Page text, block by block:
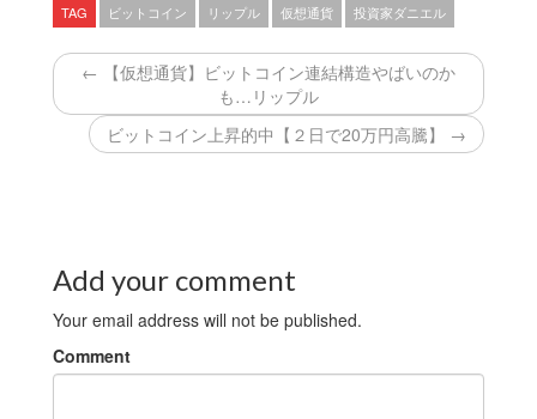
TAG
ビットコイン リップル 仮想通貨 投資家ダニエル
← 【仮想通貨】ビットコイン連結構造やばいのか
も…リップル
ビットコイン上昇的中【２日で20万円高騰】 →
Add your comment
Your email address will not be published.
Comment